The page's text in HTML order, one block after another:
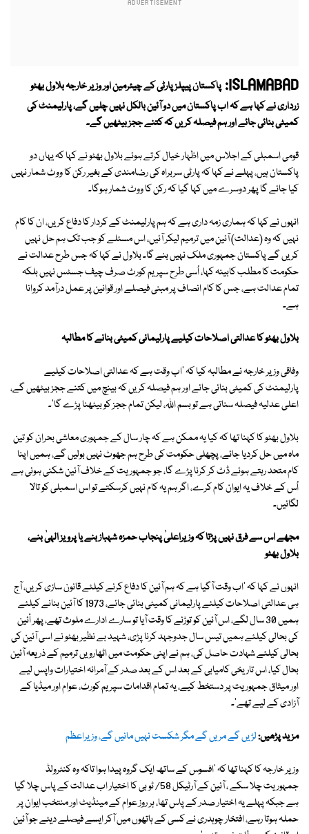
ISLAMABAD: پاکستان پیپلزپارٹی کے چیئرمین اور وزیر خارجہ بلاول بھٹو
زرداری نے کہا ہے کہ اب پاکستان میں دو آئین بالکل نہیں چلیں گے، پارلیمنٹ کی
کمیٹی بنائی جائے اور ہم فیصلہ کریں کہ کتنے ججز بیٹھیں گے۔
قومی اسمبلی کے اجلاس میں اظہار خیال کرتے ہوئے بلاول بھٹو نے کہا کہ یہاں دو
پاکستان ہیں، پہلے نے کہا کہ پارٹی سربراہ کی رضامندی کے بغیر رکن کا ووٹ شمار نہیں
کیا جائے گا پھر دوسرے میں کہا گیا کہ رکن کا ووٹ شمار ہوگا۔
انہوں نے کہا کہ ہماری زمہ داری ہے کہ ہم پارلیمنٹ کے کردار کا دفاع کریں، ان کا کام
نہیں کہ وہ (عدالت) آئین میں ترمیم لیکر آئیں، اس مسئلے کو جب تک ہم حل نہیں
کریں گے پاکستان جمہوری ملک نہیں بنے گا۔ بلاول نے کہا کہ جس طرح عدالت نے
حکومت کا مطلب کابینہ کہا، اُسی طرح سپریم کورٹ صرف چیف جسٹس نہیں بلکہ
تمام عدالت ہے، جس کا کام انصاف پر مبنی فیصلے اور قوانین پر عمل درآمد کروانا
ہے۔
بلاول بھٹو کا عدالتی اصلاحات کیلیے پارلیمانی کمیٹی بنانے کا مطالبہ
وفاقی وزیر خارجہ نے مطالبہ کیا کہ 'اب وقت ہے کہ عدالتی اصلاحات کیلیے
پارلیمنٹ کی کمیٹی بنائی جائے اور ہم فیصلہ کریں کہ بینچ میں کتنے ججز بیٹھیں گے،
اعلی عدلیہ فیصلہ سناتی ہے تو بسم اللہ، لیکن تمام ججز کو بیٹھنا پڑے گا'۔
بلاول بھٹو کا کہنا تھا کہ کیا یہ ممکن ہے کہ چار سال کے جمہوری معاشی بحران کو تین
ماہ میں حل کردیا جائے، پچھلی حکومت کی طرح ہم جھوٹ نہیں بولیں گے، ہمیں اپنا
کام متحد رہتے ہوئے ڈٹ کر کرنا پڑے گا، جو جمہوریت کے خلاف آئین شکنی ہوئی ہے
اُس کے خلاف یہ ایوان کام کرے، اگر ہم یہ کام نہیں کرسکتے تو اس اسمبلی کو تالا
لگائیں۔
مجھے اس سے فرق نہیں پڑتا کہ وزیراعلیٰ پنجاب حمزہ شہباز بنے یا پرویز الہیٰ بنے،
بلاول بھٹو
انہوں نے کہا کہ 'اب وقت آگیا ہے کہ ہم آئین کا دفاع کرنے کیلئے قانون سازی کریں، آج
ہی عدالتی اصلاحات کیلئے پارلیمانی کمیٹی بنائی جائے، 1973 کا آئین بنانے کیلئے
ہمیں 30 سال لگے، اس آئین کو توڑنے کا وقت آیا تو سارے ادارے ملوث تھے، پھر أئین
کی بحالی کیلئے ہمیں تیس سال جدوجہد کرنا پڑی، شہید بے نظیر بھٹو نے اسی آئین کی
بحالی کیلئے شہادت حاصل کی، ہم نے اپنی حکومت میں اٹھارویں ترمیم کے ذریعہ آئین
بحال کیا، اس تاریخی کامیابی کے بعد اس کے بعد صدر کے آمرانہ اختیارات واپس لیے
اور میثاق جمہوریت پر دستخط کیے، یہ تمام اقدامات سپریم کورٹ، عوام اور میڈیا کے
آزادی کے لیے تھے'۔
مزید پڑھیں:لڑیں گے مریں گے مگر شکست نہیں مانیں گے، وزیراعظم
وزیر خارجہ کا کہنا تھا کہ 'افسوس کے ساتھ ایک گروہ پیدا ہوا تاکہ وہ کنٹرولڈ
جمہوریت چلا سکے ، آئین کے آرٹیکل 58/ ٹو بی کا اختیار اب عدالت کے پاس چلا گیا
ہے جبکہ پہلے یہ اختیار صدر کے پاس تھا، ہر روز عوام کے مینڈیٹ اور منتخب ایوان پر
حملہ ہوتا رہے، افتخار چوہدری نے کسی کے ہاتھوں میں آکر ایسے فیصلے دیئے جو آئین